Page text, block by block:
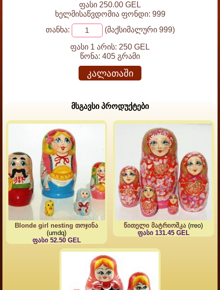
ფასი 250.00 GEL
ხელმისაწვდომია ფონდი: 999
თანხა:
(მაქსიმალური 999)
ფასი 1 არის: 250 GEL
წონა: 405 გრამი
კალათაში
მსგავსი პროდუქტები
Blonde girl nesting თოჯინა
(umdq)
ფასი 52.50 GEL
წითელი მატრიოშკა (rreo)
ფასი 131.45 GEL